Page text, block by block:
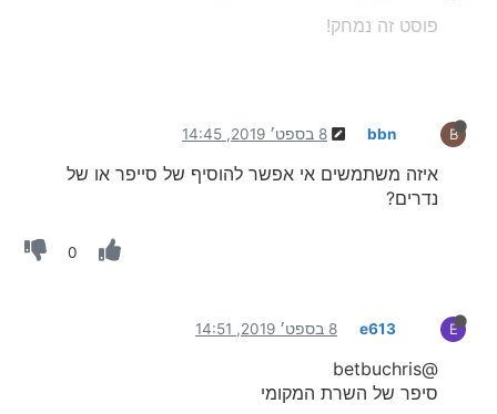
פוסט זה נמחק!
B
bbn 8 בספט׳ 2019, 14:45
איזה משתמשים אי אפשר להוסיף של סייפר או של
נדרים?
0
E
e613 8 בספט׳ 2019, 14:51
@betbuchris
סיפר של השרת המקומי